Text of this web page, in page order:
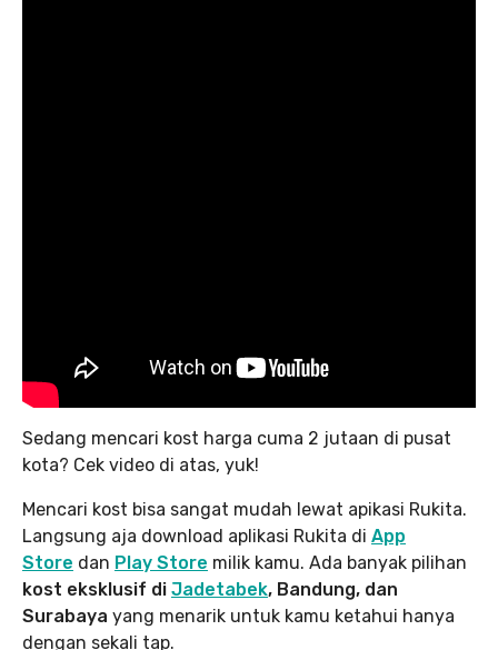
Sedang mencari kost harga cuma 2 jutaan di pusat
kota? Cek video di atas, yuk!
Mencari kost bisa sangat mudah lewat apikasi Rukita.
Langsung aja download aplikasi Rukita di App
Store dan Play Store milik kamu. Ada banyak pilihan
kost eksklusif di Jadetabek, Bandung, dan
Surabaya yang menarik untuk kamu ketahui hanya
dengan sekali tap.